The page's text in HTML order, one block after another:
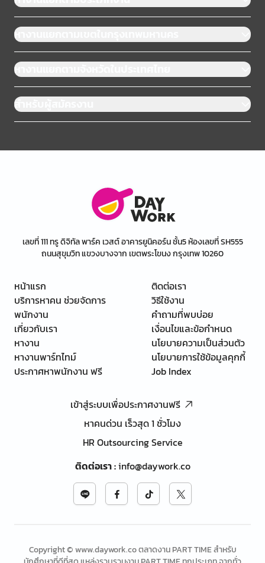
หางานแยกตามเขตในกรุงเทพมหานคร
หางานแยกตามจังหวัดในประเทศไทย
สำหรับผู้สมัครงาน
เลขที่ 111 ทรู ดิจิทัล พาร์ค เวสต์ อาคารยูนิคอร์น ชั้น5 ห้องเลขที่ SH555
ถนนสุขุมวิท แขวงบางจาก เขตพระโขนง กรุงเทพ 10260
หน้าแรก
บริการหาคน ช่วยจัดการ
พนักงาน
เกี่ยวกับเรา
หางาน
หางานพาร์ทไทม์
ประกาศหาพนักงาน ฟรี
ติดต่อเรา
วิธีใช้งาน
คำถามที่พบบ่อย
เงื่อนไขและข้อกำหนด
นโยบายความเป็นส่วนตัว
นโยบายการใช้ข้อมูลคุกกี้
Job Index
เข้าสู่ระบบเพื่อประกาศงานฟรี
หาคนด่วน เร็วสุด 1 ชั่วโมง
HR Outsourcing Service
ติดต่อเรา:info@daywork.co
Copyright © www.daywork.co ตลาดงาน PART TIME สำหรับ